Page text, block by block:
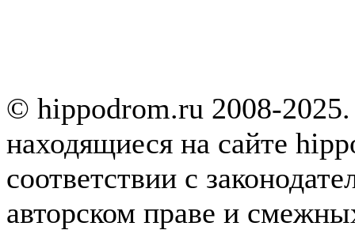
© hippodrom.ru 2008-
находящиеся на сайте
соответствии с
авторском праве и